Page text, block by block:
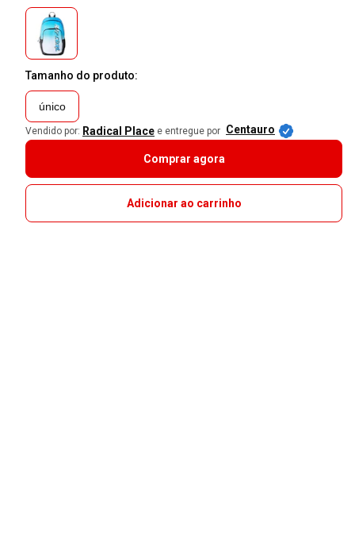
Tamanho do produto:
único
Vendido por: Radical Place e entregue por Centauro
Comprar agora
Adicionar ao carrinho